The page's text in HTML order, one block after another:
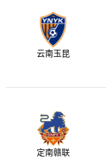
云南玉昆
定南赣联